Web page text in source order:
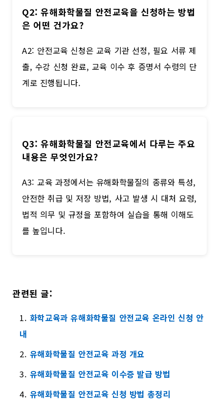
Q2: 유해화학물질 안전교육을 신청하는 방법
은 어떤 건가요?
A2: 안전교육 신청은 교육 기관 선정, 필요 서류 제
출, 수강 신청 완료, 교육 이수 후 증명서 수령의 단
계로 진행됩니다.
Q3: 유해화학물질 안전교육에서 다루는 주요
내용은 무엇인가요?
A3: 교육 과정에서는 유해화학물질의 종류와 특성,
안전한 취급 및 저장 방법, 사고 발생 시 대처 요령,
법적 의무 및 규정을 포함하여 실습을 통해 이해도
를 높입니다.
관련된 글:
화학교육과 유해화학물질 안전교육 온라인 신청 안
내
유해화학물질 안전교육 과정 개요
유해화학물질 안전교육 이수증 발급 방법
유해화학물질 안전교육 신청 방법 총정리